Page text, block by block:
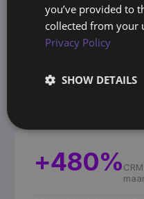
Het
ons ziet. Van
waren het bewijs,
echte winst, en die is
Gerd Leiprecht
+480%
you’ve provided to
collected from your
Privacy Policy
SHOW DETAILS